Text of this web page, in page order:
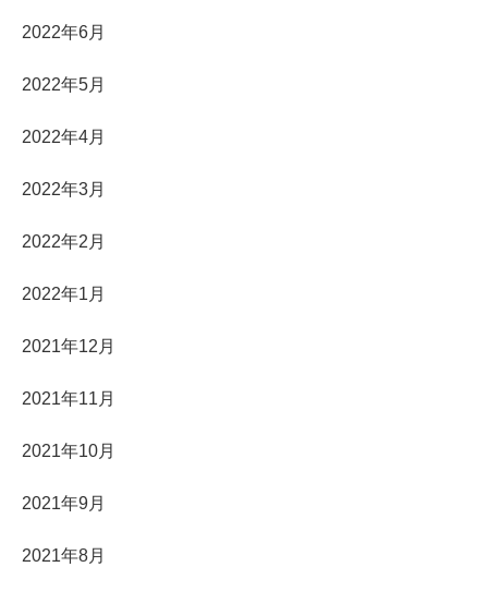
2022年6月
2022年5月
2022年4月
2022年3月
2022年2月
2022年1月
2021年12月
2021年11月
2021年10月
2021年9月
2021年8月